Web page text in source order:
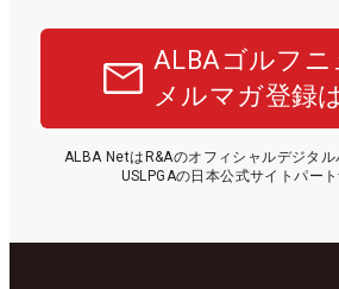
ALBAゴルフニ
メルマガ登録
ALBA NetはR&Aのオフィシャルデジタ
USLPGAの日本公式サイトパート